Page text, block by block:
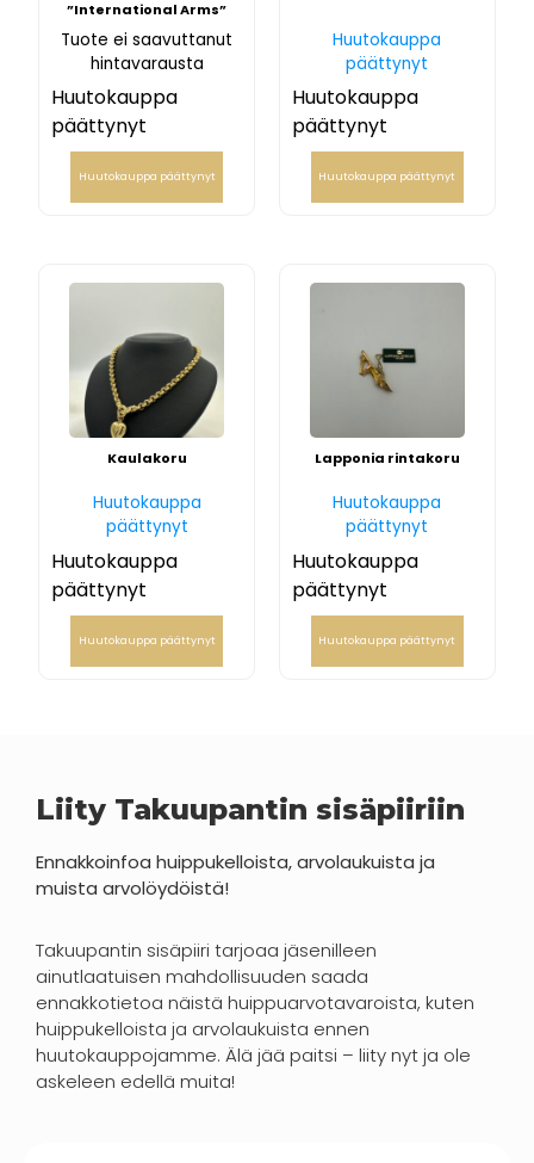
”International Arms”
Tuote ei saavuttanut
hintavarausta
Huutokauppa
päättynyt
Huutokauppa päättynyt
Huutokauppa
päättynyt
Huutokauppa
päättynyt
Huutokauppa päättynyt
Kaulakoru
Huutokauppa
päättynyt
Huutokauppa
päättynyt
Huutokauppa päättynyt
Lapponia rintakoru
Huutokauppa
päättynyt
Huutokauppa
päättynyt
Huutokauppa päättynyt
Liity Takuupantin sisäpiiriin
Ennakkoinfoa huippukelloista, arvolaukuista ja
muista arvolöydöistä!
Takuupantin sisäpiiri tarjoaa jäsenilleen
ainutlaatuisen mahdollisuuden saada
ennakkotietoa näistä huippuarvotavaroista, kuten
huippukelloista ja arvolaukuista ennen
huutokauppojamme. Älä jää paitsi – liity nyt ja ole
askeleen edellä muita!